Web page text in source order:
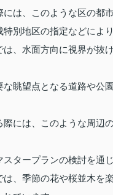
は、このような区の都
別地区の指定などによ
、水面方向に視界が抜
な眺望点となる道路や公
には、このような周辺
タープランの検討を通
は、季節の花や桜並木を